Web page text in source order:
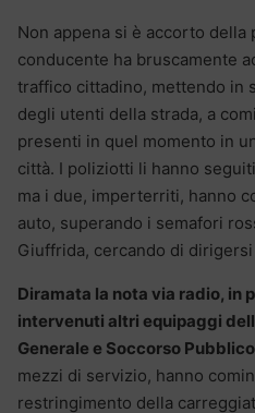
Non appena si è accorto della
conducente ha bruscamente
traffico cittadino, mettendo in
degli utenti della strada, a
presenti in quel momento in
città. I poliziotti li hanno
ma i due, imperterriti, hanno
auto, superando i semafori
Giuffrida, cercando di
Diramata la nota via radio, in
intervenuti altri equipaggi
Generale e Soccorso
mezzi di servizio, hanno
restringimento della